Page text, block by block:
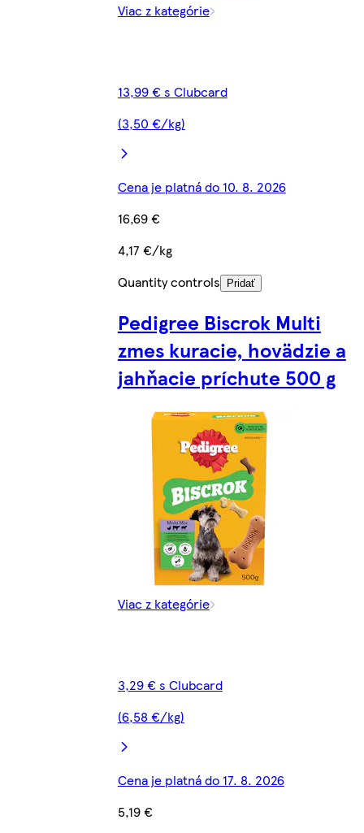
Viac z kategórie
13,99 € s Clubcard
(3,50 €/kg)
Cena je platná do 10. 8. 2026
16,69 €
4,17 €/kg
Quantity controls
Pridať
Pedigree Biscrok Multi
zmes kuracie, hovädzie a
jahňacie príchute 500 g
Viac z kategórie
3,29 € s Clubcard
(6,58 €/kg)
Cena je platná do 17. 8. 2026
5,19 €